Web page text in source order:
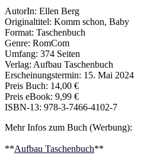
AutorIn: Ellen Berg
Originaltitel: Komm schon, Baby
Format: Taschenbuch
Genre: RomCom
Umfang: 374 Seiten
Verlag: Aufbau Taschenbuch
Erscheinungstermin: 15. Mai 2024
Preis Buch: 14,00 €
Preis eBook: 9,99 €
ISBN-13: 978-3-7466-4102-7
Mehr Infos zum Buch (Werbung):
**Aufbau Taschenbuch**